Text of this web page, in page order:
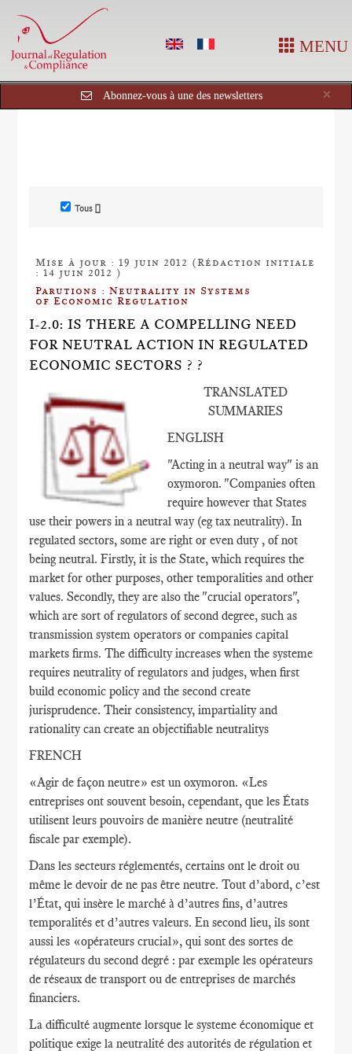
MENU
×
Abonnez-vous à une des newsletters
Tous []
Mise à jour : 19 juin 2012 (Rédaction initiale
: 14 juin 2012 )
Parutions : Neutrality in Systems
of Economic Regulation
I-2.0: IS THERE A COMPELLING NEED
FOR NEUTRAL ACTION IN REGULATED
ECONOMIC SECTORS ? ?
TRANSLATED
SUMMARIES
ENGLISH
"Acting in a neutral way" is an
oxymoron. "Companies often
require however that States
use their powers in a neutral way (eg tax neutrality). In
regulated sectors, some are right or even duty , of not
being neutral. Firstly, it is the State, which requires the
market for other purposes, other temporalities and other
values​​. Secondly, they are also the "crucial operators",
which are sort of regulators of second degree, such as
transmission system operators or companies capital
markets firms. The difficulty increases when the systeme
requires neutrality of regulators and judges, when first
build economic policy and the second create
jurisprudence. Their consistency, impartiality and
rationality can create an objectifiable neutralitys
FRENCH
«Agir de façon neutre» est un oxymoron. «Les
entreprises ont souvent besoin, cependant, que les États
utilisent leurs pouvoirs de manière neutre (neutralité
fiscale par exemple).
Dans les secteurs réglementés, certains ont le droit ou
même le devoir de ne pas être neutre. Tout d’abord, c’est
l’État, qui insère le marché à d’autres fins, d’autres
temporalités et d’autres valeurs. En second lieu, ils sont
aussi les «opérateurs crucial», qui sont des sortes de
régulateurs du second degré : par exemple les opérateurs
de réseaux de transport ou de entreprises de marchés
financiers.
La difficulté augmente lorsque le systeme économique et
politique exige la neutralité des autorités de régulation et